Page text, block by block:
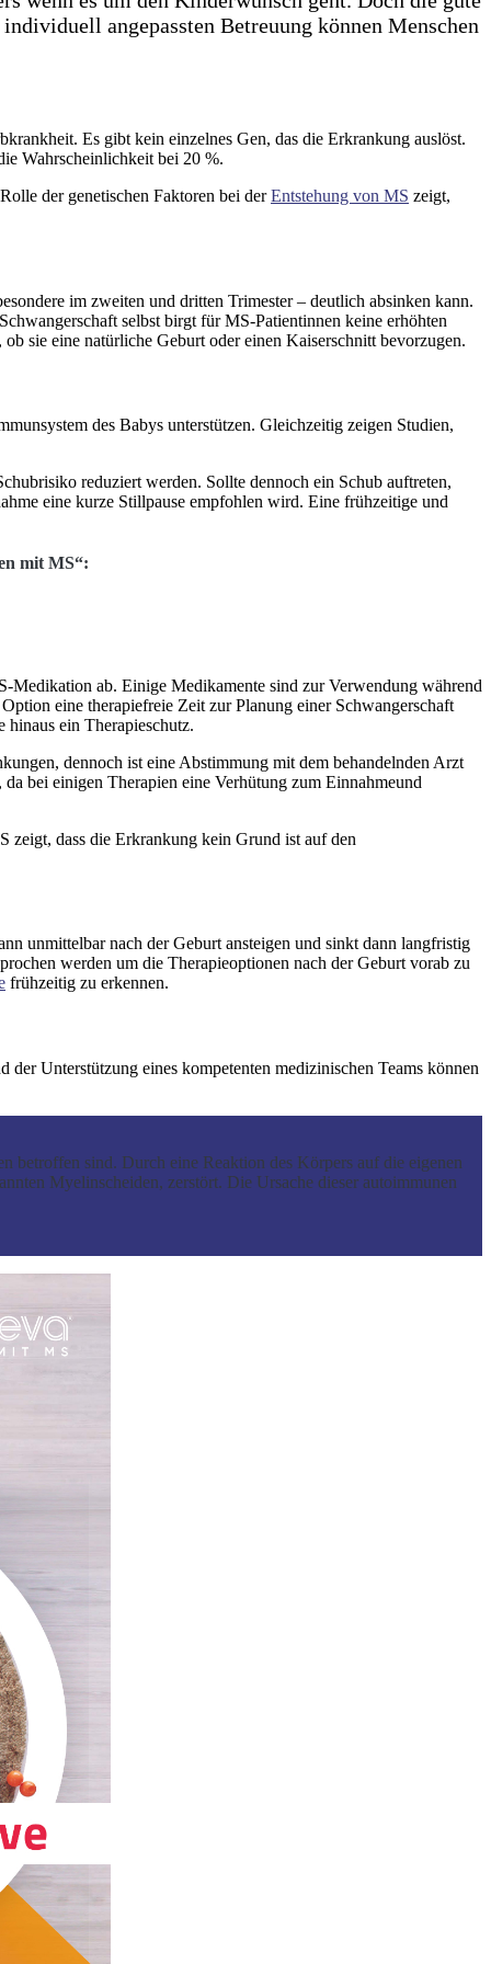
angepassten Betreuung können Menschen
Es gibt kein einzelnes Gen, das die Erkrankung auslöst.
Wahrscheinlichkeit bei 20 %.
der genetischen Faktoren bei derEntstehung von MS zeigt,
im zweiten und dritten Trimester – deutlich absinken kann.
selbst birgt für MS-Patientinnen keine erhöhten
sie eine natürliche Geburt oder einen Kaiserschnitt bevorzugen.
des Babys unterstützen. Gleichzeitig zeigen Studien,
reduziert werden. Sollte dennoch ein Schub auftreten,
eine kurze Stillpause empfohlen wird. Eine frühzeitige und
mit MS“:
Medikation ab. Einige Medikamente sind zur Verwendung während
eine therapiefreie Zeit zur Planung einer Schwangerschaft
hinaus ein Therapieschutz.
dennoch ist eine Abstimmung mit dem behandelnden Arzt
bei einigen Therapien eine Verhütung zum Einnahmeund
zeigt, dass die Erkrankung kein Grund ist auf den
unmittelbar nach der Geburt ansteigen und sinkt dann langfristig
werden um die Therapieoptionen nach der Geburt vorab zu
frühzeitig zu erkennen.
Unterstützung eines kompetenten medizinischen Teams können
betroffen sind. Durch eine Reaktion des Körpers auf die eigenen
Myelinscheiden, zerstört. Die Ursache dieser autoimmunen